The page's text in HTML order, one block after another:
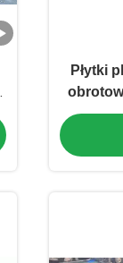
Płytki